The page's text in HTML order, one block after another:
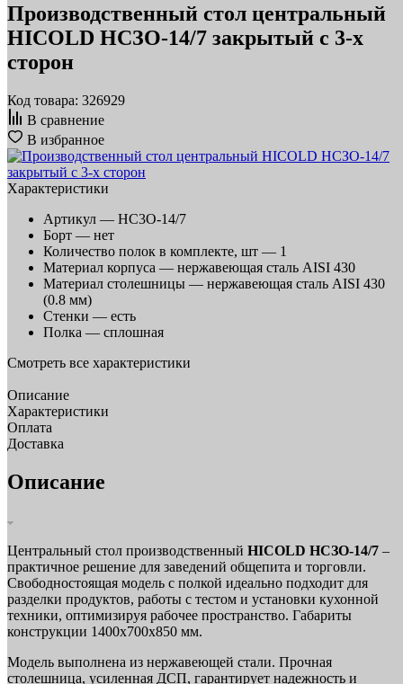
Производственный стол центральный
HICOLD НСЗО-14/7 закрытый с 3-х
сторон
Код товара: 326929
В сравнение
В избранное
Характеристики
Артикул — НС3О-14/7
Борт — нет
Количество полок в комплекте, шт — 1
Материал корпуса — нержавеющая сталь AISI 430
Материал столешницы — нержавеющая сталь AISI 430
(0.8 мм)
Стенки — есть
Полка — сплошная
Смотреть все характеристики
Описание
Характеристики
Оплата
Доставка
Описание
Центральный стол производственный HICOLD НСЗО-14/7 –
практичное решение для заведений общепита и торговли.
Свободностоящая модель с полкой идеально подходит для
разделки продуктов, работы с тестом и установки кухонной
техники, оптимизируя рабочее пространство. Габариты
конструкции 1400х700х850 мм.
Модель выполнена из нержавеющей стали. Прочная
столешница, усиленная ДСП, гарантирует надежность и